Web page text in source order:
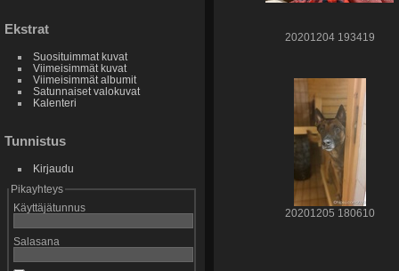
Ekstrat
Suosituimmat kuvat
Viimeisimmät kuvat
Viimeisimmät albumit
Satunnaiset valokuvat
Kalenteri
Tunnistus
Kirjaudu
Pikayhteys
Käyttäjätunnus
Salasana
20201204 193419
20201205 180610